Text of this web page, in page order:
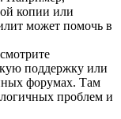
копии или
может помочь в
поддержку или
форумах. Там
проблем и